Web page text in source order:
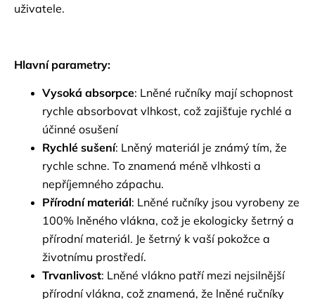
uživatele.
Hlavní parametry:
Vysoká absorpce: Lněné ručníky mají schopnost
rychle absorbovat vlhkost, což zajišťuje rychlé a
účinné osušení
Rychlé sušení: Lněný materiál je známý tím, že
rychle schne. To znamená méně vlhkosti a
nepříjemného zápachu.
Přírodní materiál: Lněné ručníky jsou vyrobeny ze
100% lněného vlákna, což je ekologicky šetrný a
přírodní materiál. Je šetrný k vaší pokožce a
životnímu prostředí.
Trvanlivost: Lněné vlákno patří mezi nejsilnější
přírodní vlákna, což znamená, že lněné ručníky